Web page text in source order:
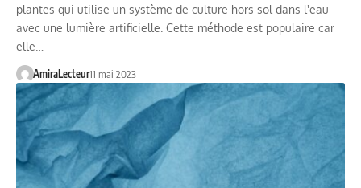
plantes qui utilise un système de culture hors sol dans l'eau
avec une lumière artificielle. Cette méthode est populaire car
elle…
AmiraLecteur11 mai 2023